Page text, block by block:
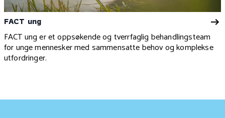
FACT ung
FACT ung er et oppsøkende og tverrfaglig behandlingsteam
for unge mennesker med sammensatte behov og komplekse
utfordringer.